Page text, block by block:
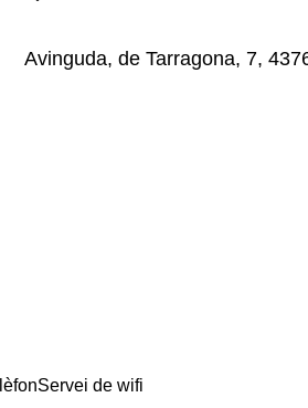
Avinguda, de Tarragona, 7,
Servei de wifi